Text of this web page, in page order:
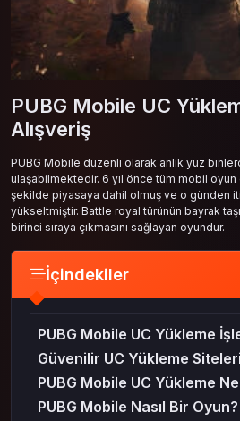
PUBG Mobile UC
Alışveriş
PUBG Mobile düzenli olarak anlık yüz
ulaşabilmektedir. 6 yıl önce tüm mobil oyun
şekilde piyasaya dahil olmuş ve o günden
yükseltmiştir. Battle royal türünün bayrak
birinci sıraya çıkmasını sağlayan oyundur.
İçindekiler
PUBG Mobile UC Yükleme
Güvenilir UC Yükleme Siteleri
PUBG Mobile UC Yükleme
PUBG Mobile Nasıl Bir Oyun?